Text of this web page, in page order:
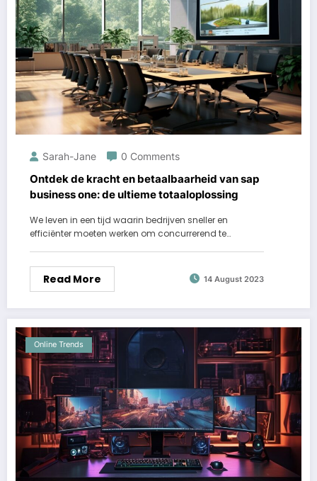
Sarah-Jane 0 Comments
Ontdek de kracht en betaalbaarheid van sap
business one: de ultieme totaaloplossing
We leven in een tijd waarin bedrijven sneller en
efficiënter moeten werken om concurrerend te…
Read More 14 August 2023
Online Trends